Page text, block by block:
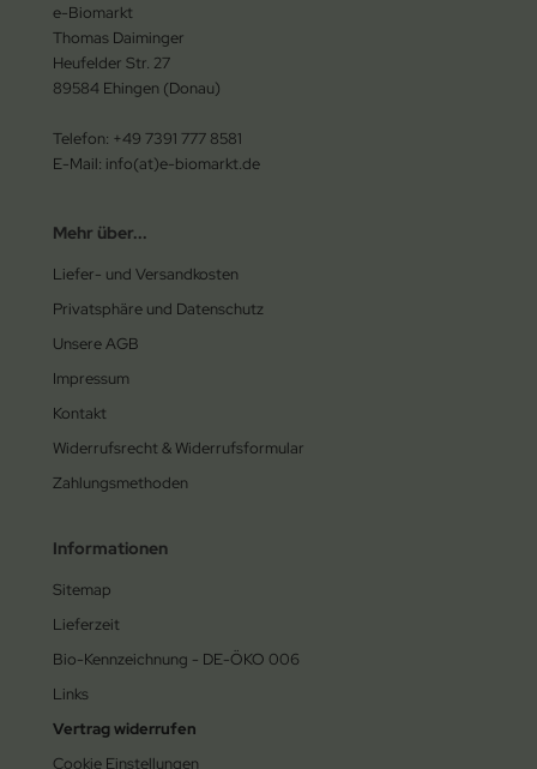
e-Biomarkt
Thomas Daiminger
Heufelder Str. 27
89584 Ehingen (Donau)
Telefon: +49 7391 777 8581
E-Mail: info(at)e-biomarkt.de
Mehr über...
Liefer- und Versandkosten
Privatsphäre und Datenschutz
Unsere AGB
Impressum
Kontakt
Widerrufsrecht & Widerrufsformular
Zahlungsmethoden
Informationen
Sitemap
Lieferzeit
Bio-Kennzeichnung - DE-ÖKO 006
Links
Vertrag widerrufen
Cookie Einstellungen